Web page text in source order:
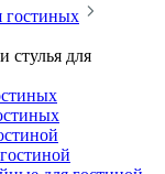
гостиных
стулья для